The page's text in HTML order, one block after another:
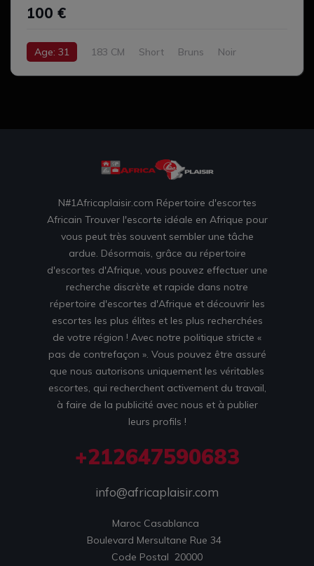
100 €
Age: 31 183 CM Short Bruns Noir
N#1Africaplaisir.com Répertoire d'escortes
Africain Trouver l'escorte idéale en Afrique pour
vous peut très souvent sembler une tâche
ardue. Désormais, grâce au répertoire
d'escortes d'Afrique, vous pouvez effectuer une
recherche discrète et rapide dans notre
répertoire d'escortes d'Afrique et découvrir les
escortes les plus élites et les plus recherchées
de votre région ! Avec notre politique stricte «
pas de contrefaçon ». Vous pouvez être assuré
que nous autorisons uniquement les véritables
escortes, qui recherchent activement du travail,
à faire de la publicité avec nous et à publier
leurs profils !
+212647590683
info@africaplaisir.com
Maroc Casablanca
Boulevard Mersultane Rue 34
Code Postal  20000